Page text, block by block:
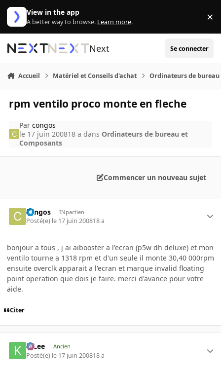
Aller au contenu
View in the app
A better way to browse. Learn more. ×
Next Se connecter
Accueil Matériel et Conseils d'achat Ordinateurs de bureau
rpm ventilo proco monte en fleche
Parcongos
le 17 juin 200818 a dans Ordinateurs de bureau et
Composants
Commencer un nouveau sujet
congos INpactien
Posté(e) le 17 juin 200818 a
bonjour a tous , j ai aibooster a l'ecran (p5w dh deluxe) et mon
ventilo tourne a 1318 rpm et d'un seule il monte 30,40 000rpm
ensuite overclk apparait a l'ecran et marque invalid floating
point operation que dois je faire. merci d'avance pour votre
aide.
Citer
K-Lee Ancien
Posté(e) le 17 juin 200818 a